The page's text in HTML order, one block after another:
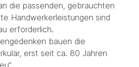
die passenden, gebrauchten
Handwerkerleistungen sind
erforderlich.
bauen die
erst seit ca. 80 Jahren